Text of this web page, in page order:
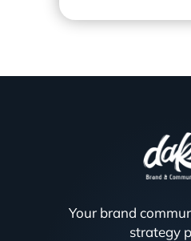
Your brand
strategy